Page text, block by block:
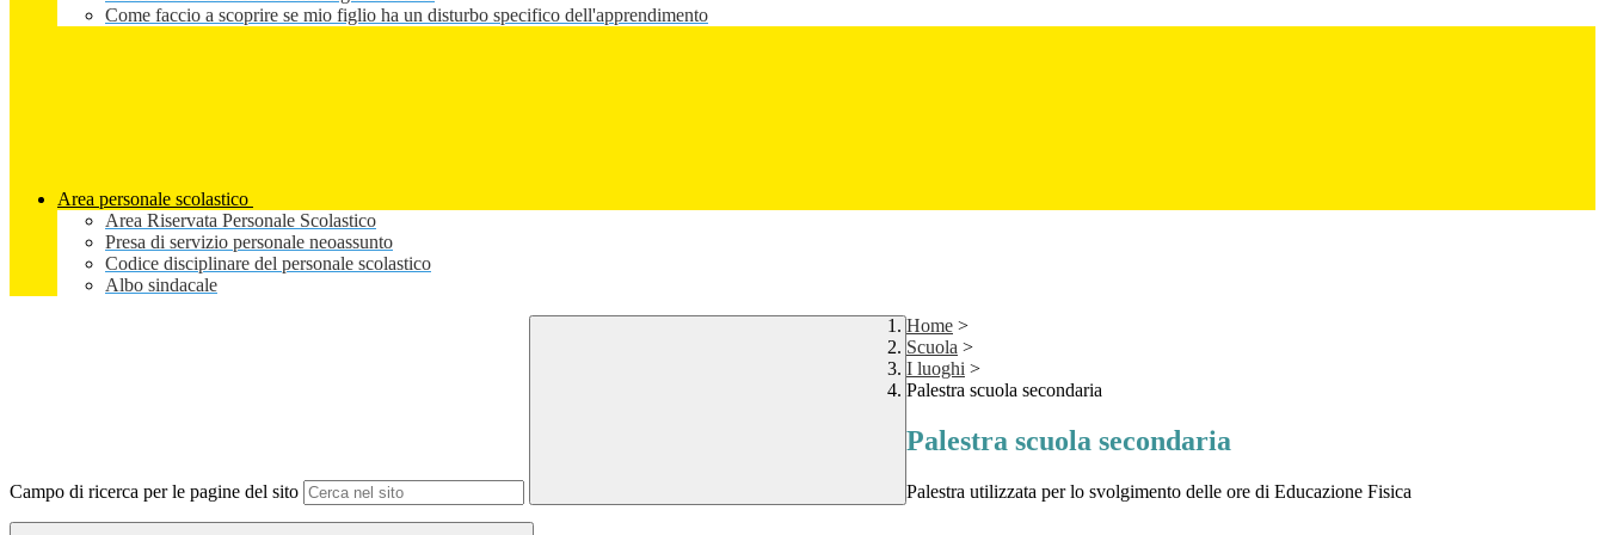
Come faccio a scoprire se mio figlio ha un disturbo specifico dell'apprendimento
Area personale scolastico
Area Riservata Personale Scolastico
Presa di servizio personale neoassunto
Codice disciplinare del personale scolastico
Albo sindacale
Campo di ricerca per le pagine del sito
Home >
Scuola >
I luoghi >
Palestra scuola secondaria
Palestra scuola secondaria
Palestra utilizzata per lo svolgimento delle ore di Educazione Fisica